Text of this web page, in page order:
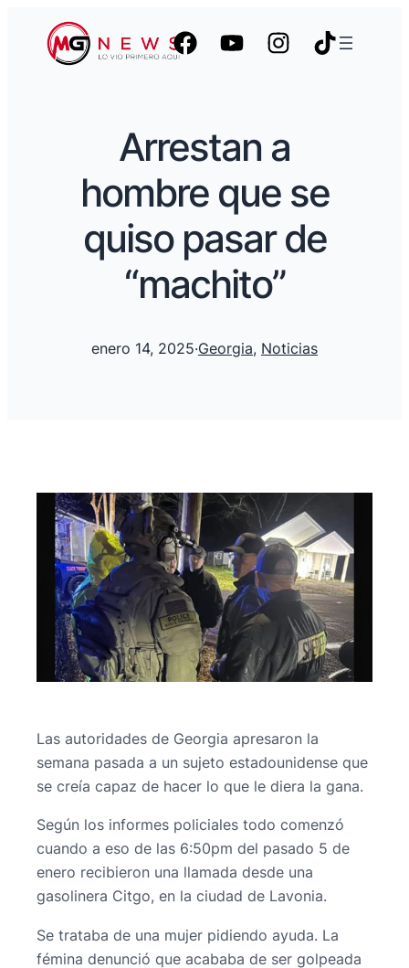
Arrestan a
hombre que se
quiso pasar de
“machito”
enero 14, 2025·Georgia, Noticias
Las autoridades de Georgia apresaron la
semana pasada a un sujeto estadounidense que
se creía capaz de hacer lo que le diera la gana.
Según los informes policiales todo comenzó
cuando a eso de las 6:50pm del pasado 5 de
enero recibieron una llamada desde una
gasolinera Citgo, en la ciudad de Lavonia.
Se trataba de una mujer pidiendo ayuda. La
fémina denunció que acababa de ser golpeada